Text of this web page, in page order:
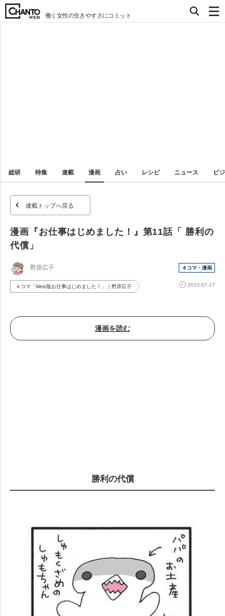
働く女性の生きやすさにコミット
総研 特集 連載 漫画 占い レシピ ニュース ビ
連載トップへ戻る
漫画『お仕事はじめました！』第11話「 勝利の
代償」
野原広子 ４コマ・漫画
４コマ「Web版お仕事はじめました！」｜野原広子 2015.07.17
漫画を読む
勝利の代償